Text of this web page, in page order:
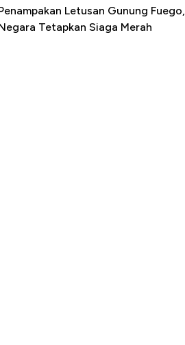
Letusan Gunung Fuego,
Tetapkan Siaga Merah